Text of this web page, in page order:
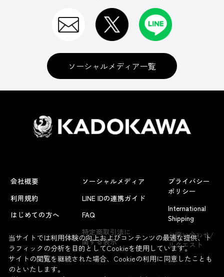
よくあるお問い合わせ
ソーシャルメディア一覧
会社概要
利用規約
はじめての方へ
ソーシャルメディア
LINE IDの連携ガイド
FAQ
特定商取引法に
関する表示
プライバシー
ポリシー
International
Shipping
お問い合わせ/
リクエスト
当サイトでは利用体験の向上およびコンテンツの最適な提供、ト
ラフィックの分析を目的としてCookieを使用しています。
サイトの閲覧を継続された場合、Cookieの利用に同意したことも
のといたします。